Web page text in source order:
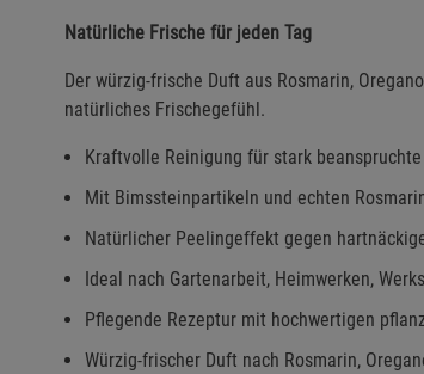
Natürliche Frische für jeden Tag
Der würzig-frische Duft aus Rosmarin,
natürliches Frischegefühl.
Kraftvolle Reinigung für stark
Mit Bimssteinpartikeln und echten
Natürlicher Peelingeffekt gegen
Ideal nach Gartenarbeit, Heimwerken,
Pflegende Rezeptur mit hochwertigen
Würzig-frischer Duft nach Rosmarin,